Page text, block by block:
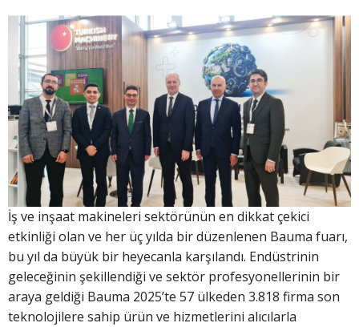
İş ve inşaat makineleri sektörünün en dikkat çekici
etkinliği olan ve her üç yılda bir düzenlenen Bauma fuarı,
bu yıl da büyük bir heyecanla karşılandı. Endüstrinin
geleceğinin şekillendiği ve sektör profesyonellerinin bir
araya geldiği Bauma 2025’te 57 ülkeden 3.818 firma son
teknolojilere sahip ürün ve hizmetlerini alıcılarla